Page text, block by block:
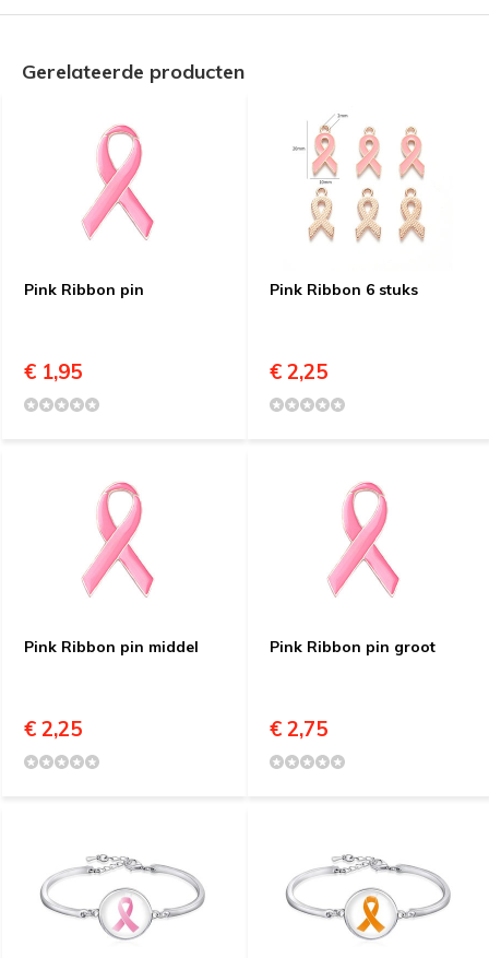
Gerelateerde producten
Pink Ribbon pin
€ 1,95
Pink Ribbon 6 stuks
€ 2,25
Pink Ribbon pin middel
€ 2,25
Pink Ribbon pin groot
€ 2,75